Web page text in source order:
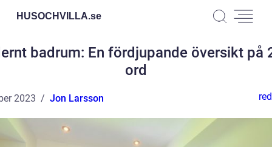
HUSOCHVILLA.se
badrum: En fördjupande översikt på
ord
2023 Jon Larsson